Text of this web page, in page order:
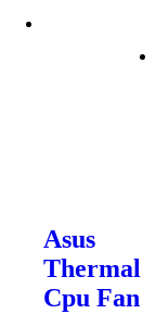
Asus
Thermal
Cpu Fan